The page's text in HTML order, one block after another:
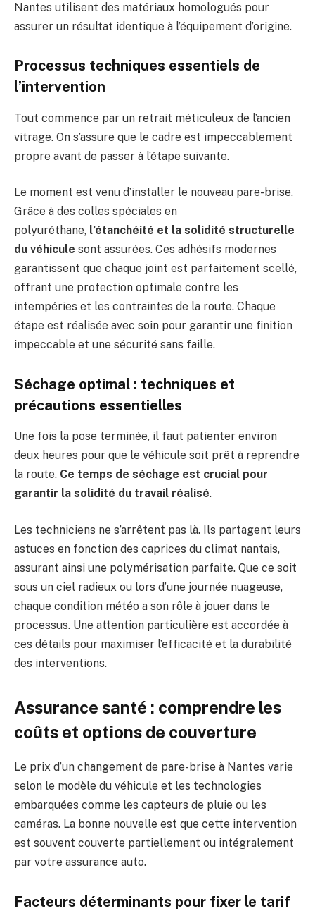
Nantes utilisent des matériaux homologués pour
assurer un résultat identique à l’équipement d’origine.
Processus techniques essentiels de
l’intervention
Tout commence par un retrait méticuleux de l’ancien
vitrage. On s’assure que le cadre est impeccablement
propre avant de passer à l’étape suivante.
Le moment est venu d’installer le nouveau pare-brise.
Grâce à des colles spéciales en
polyuréthane, l’étanchéité et la solidité structurelle
du véhicule sont assurées. Ces adhésifs modernes
garantissent que chaque joint est parfaitement scellé,
offrant une protection optimale contre les
intempéries et les contraintes de la route. Chaque
étape est réalisée avec soin pour garantir une finition
impeccable et une sécurité sans faille.
Séchage optimal : techniques et
précautions essentielles
Une fois la pose terminée, il faut patienter environ
deux heures pour que le véhicule soit prêt à reprendre
la route. Ce temps de séchage est crucial pour
garantir la solidité du travail réalisé.
Les techniciens ne s’arrêtent pas là. Ils partagent leurs
astuces en fonction des caprices du climat nantais,
assurant ainsi une polymérisation parfaite. Que ce soit
sous un ciel radieux ou lors d’une journée nuageuse,
chaque condition météo a son rôle à jouer dans le
processus. Une attention particulière est accordée à
ces détails pour maximiser l’efficacité et la durabilité
des interventions.
Assurance santé : comprendre les
coûts et options de couverture
Le prix d’un changement de pare-brise à Nantes varie
selon le modèle du véhicule et les technologies
embarquées comme les capteurs de pluie ou les
caméras. La bonne nouvelle est que cette intervention
est souvent couverte partiellement ou intégralement
par votre assurance auto.
Facteurs déterminants pour fixer le tarif